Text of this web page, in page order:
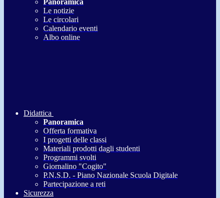
Panoramica
Le notizie
Le circolari
Calendario eventi
Albo online
Didattica
Panoramica
Offerta formativa
I progetti delle classi
Materiali prodotti dagli studenti
Programmi svolti
Giornalino "Cogito"
P.N.S.D. - Piano Nazionale Scuola Digitale
Partecipazione a reti
Sicurezza